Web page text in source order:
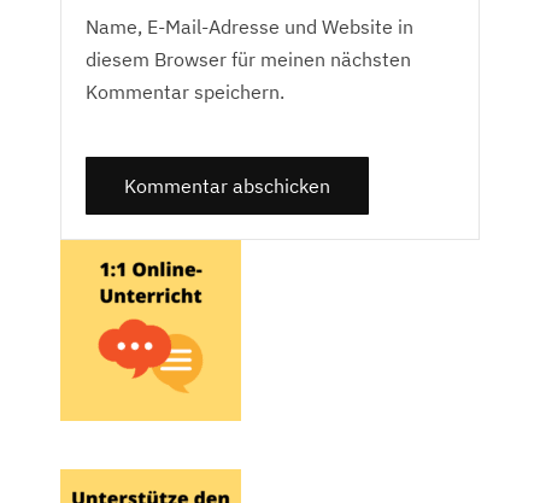
Name, E-Mail-Adresse und Website in
diesem Browser für meinen nächsten
Kommentar speichern.